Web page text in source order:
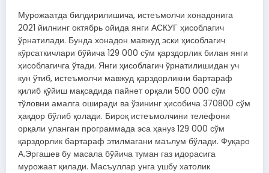
Мурожаатда билдирилишича, истеъмолчи хонадонига
2021 йилнинг октябрь ойида янги АСКУГ ҳисоблагич
ўрнатилади. Бунда хонадон мавжуд эски ҳисоблагич
кўрсаткичлари бўйича 129 000 сўм қарздорлик билан янги
ҳисоблагичга ўтади. Янги ҳисоблагич ўрнатилишидан уч
кун ўтиб, истеъмолчи мавжуд қарздорликни бартараф
қилиб қўйиш мақсадида пайнет орқали 500 000 сўм
тўловни амалга оширади ва ўзининг ҳисобича 370800 сўм
ҳақдор бўлиб қолади. Бироқ истеъмолчини телефони
орқали уланган программада эса ҳануз 129 000 сўм
қарздорлик бартараф этилмагани маълум бўлади. Фуқаро
А.Эргашев бу масала бўйича туман газ идорасига
мурожаат қилади. Масъуллар унга ушбу хатолик